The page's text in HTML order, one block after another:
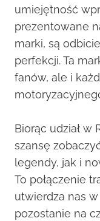
umiejętność
prezentowane
marki, są
perfekcji. Ta
fanów, ale i
Biorąc udział w
szansę
legendy, jak i
To połączenie
utwierdza nas
pozostanie na